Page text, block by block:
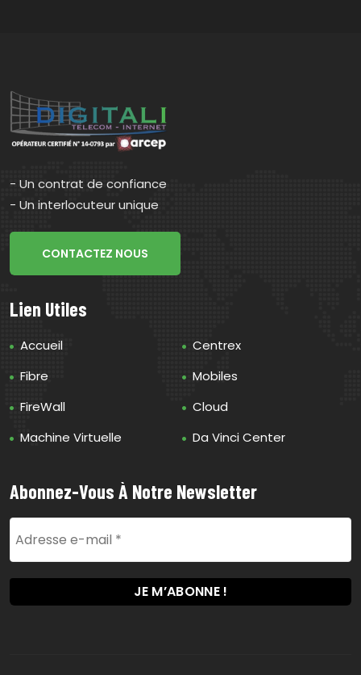
- Un contrat de confiance
- Un interlocuteur unique
CONTACTEZ NOUS
Lien Utiles
Accueil
Centrex
Fibre
Mobiles
FireWall
Cloud
Machine Virtuelle
Da Vinci Center
Abonnez-Vous À Notre Newsletter